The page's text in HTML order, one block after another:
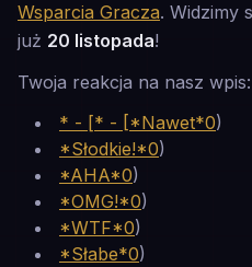
Wsparcia Gracza. Widzimy
już 20 listopada!
Twoja reakcja na nasz wpis:
* - [* - [*Nawet*0)
*Słodkie!*0)
*AHA*0)
*OMG!*0)
*WTF*0)
*Słabe*0)